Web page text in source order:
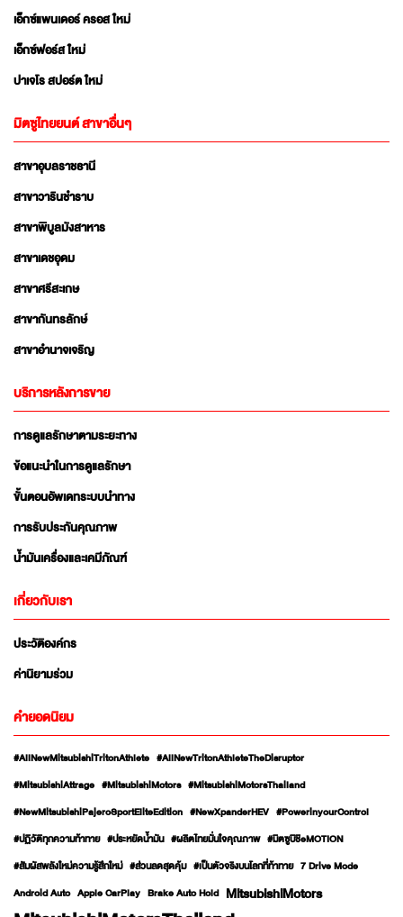
เอ็กซ์แพนเดอร์ ครอส ใหม่
เอ็กซ์ฟอร์ส ใหม่
ปาเจโร สปอร์ต ใหม่
มิตซูไทยยนต์ สาขาอื่นๆ
สาขาอุบลราชธานี
สาขาวารินชำราบ
สาขาพิบูลมังสาหาร
สาขาเดชอุดม
สาขาศรีสะเกษ
สาขากันทรลักษ์
สาขาอำนาจเจริญ
บริการหลังการขาย
การดูแลรักษาตามระยะทาง
ข้อแนะนำในการดูแลรักษา
ขั้นตอนอัพเดทระบบนำทาง
การรับประกันคุณภาพ
น้ำมันเครื่องและเคมีภัณฑ์
เกี่ยวกับเรา
ประวัติองค์กร
ค่านิยามร่วม
คำยอดนิยม
#AllNewMitsubishiTritonAthlete #AllNewTritonAthleteTheDisruptor
#MitsubishiAttrage #MitsubishiMotors #MitsubishiMotorsThailand
#NewMitsubishiPajeroSportEliteEdition #NewXpanderHEV #PowerinyourControl
#ปฏิวัติทุกความท้าทาย #ประหยัดน้ำมัน #ผลิตไทยมั่นใจคุณภาพ #มิตซูบิชิeMOTION
#สัมผัสพลังใหม่ความรู้สึกใหม่ #ส่วนลดสุดคุ้ม #เป็นตัวจริงบนโลกที่ท้าทาย 7 Drive Mode
Android Auto Apple CarPlay Brake Auto Hold MitsubishiMotors